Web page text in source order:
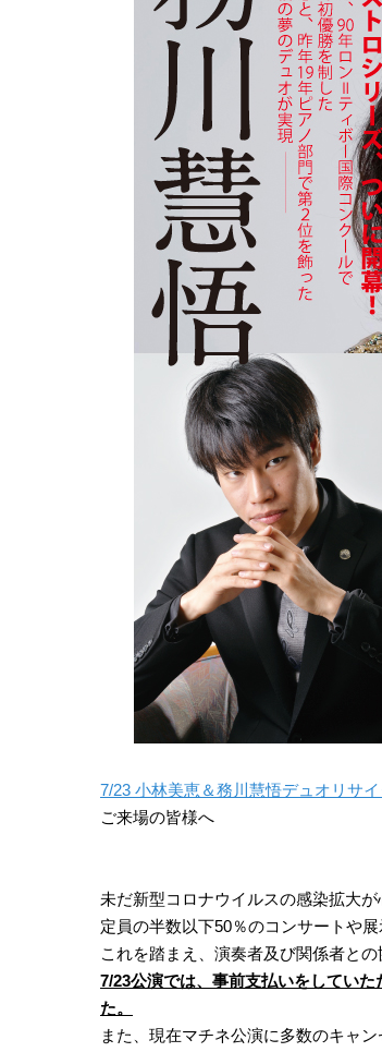
7/23 小林美恵＆務川慧悟デュオリサ
ご来場の皆様へ
未だ新型コロナウイルスの感染拡大
定員の半数以下50％のコンサートや
これを踏まえ、演奏者及び関係者との
7/23公演では、事前支払いをしてい
た。
また、現在マチネ公演に多数のキャ